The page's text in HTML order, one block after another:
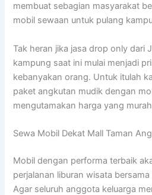
membuat sebagian masyarakat
mobil sewaan untuk pulang
Tak heran jika jasa drop only dari
kampung saat ini mulai menjadi
kebanyakan orang. Untuk itulah
paket angkutan mudik dengan
mengutamakan harga yang
Sewa Mobil Dekat Mall Taman
Mobil dengan performa terbaik
perjalanan liburan wisata
Agar seluruh anggota keluarga